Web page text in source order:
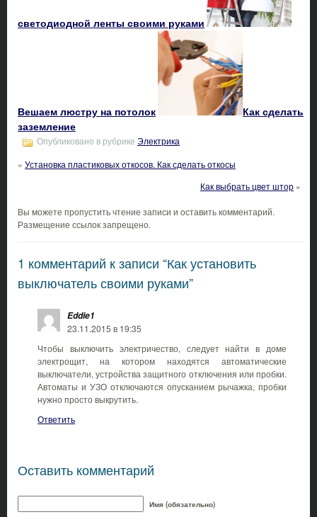
светодиодной ленты своими руками
Вешаем люстру на потолок
Как сделать
заземление
Опубликовано в рубрике Электрика
« Установка пластиковых откосов. Как сделать откосы
Как выбрать цвет штор»
Вы можете пропустить чтение записи и оставить комментарий.
Размещение ссылок запрещено.
1 комментарий к записи “Как установить
выключатель своими руками”
Eddie1
23.11.2015 в 19:35
Чтобы выключить электричество, следует найти в доме
электрощит, на котором находятся автоматические
выключатели, устройства защитного отключения или пробки.
Автоматы и УЗО отключаются опусканием рычажка, пробки
нужно просто выкрутить.
Ответить
Оставить комментарий
Имя (обязательно)